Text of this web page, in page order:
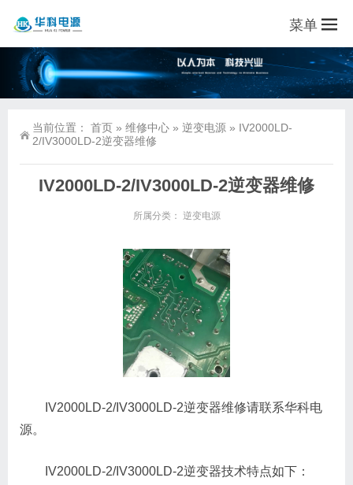
菜单
当前位置： 首页 » 维修中心 » 逆变电源 » IV2000LD-
2/IV3000LD-2逆变器维修
IV2000LD-2/IV3000LD-2逆变器维修
所属分类： 逆变电源
IV2000LD-2/IV3000LD-2逆变器维修请联系华科电
源。
IV2000LD-2/IV3000LD-2逆变器技术特点如下：